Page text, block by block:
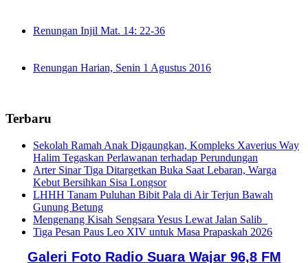
Renungan Injil Mat. 14: 22-36
Renungan Harian, Senin 1 Agustus 2016
Terbaru
Sekolah Ramah Anak Digaungkan, Kompleks Xaverius Way
Halim Tegaskan Perlawanan terhadap Perundungan
Arter Sinar Tiga Ditargetkan Buka Saat Lebaran, Warga
Kebut Bersihkan Sisa Longsor
LHHH Tanam Puluhan Bibit Pala di Air Terjun Bawah
Gunung Betung
Mengenang Kisah Sengsara Yesus Lewat Jalan Salib
Tiga Pesan Paus Leo XIV untuk Masa Prapaskah 2026
Galeri Foto Radio Suara Wajar 96,8 FM